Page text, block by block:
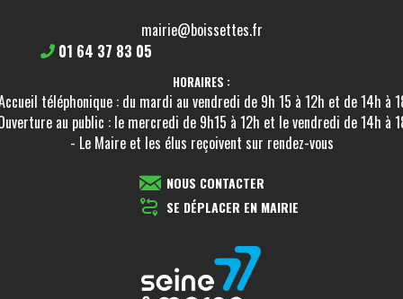
mairie@boissettes.fr
01 64 37 83 05
HORAIRES :
téléphonique : du mardi au vendredi de 9h 15 à 12h et de 14h à
au public : le mercredi de 9h15 à 12h et le vendredi de 14h à
- Le Maire et les élus reçoivent sur rendez-vous
NOUS CONTACTER
SE DÉPLACER EN MAIRIE